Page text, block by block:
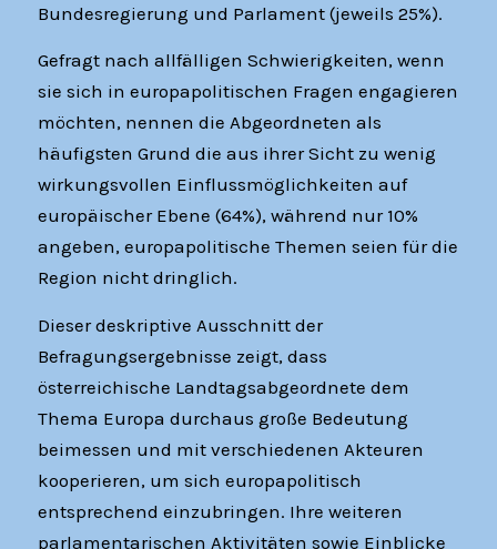
Bundesregierung und Parlament (jeweils 25%).
Gefragt nach allfälligen Schwierigkeiten, wenn
sie sich in europapolitischen Fragen engagieren
möchten, nennen die Abgeordneten als
häufigsten Grund die aus ihrer Sicht zu wenig
wirkungsvollen Einflussmöglichkeiten auf
europäischer Ebene (64%), während nur 10%
angeben, europapolitische Themen seien für die
Region nicht dringlich.
Dieser deskriptive Ausschnitt der
Befragungsergebnisse zeigt, dass
österreichische Landtagsabgeordnete dem
Thema Europa durchaus große Bedeutung
beimessen und mit verschiedenen Akteuren
kooperieren, um sich europapolitisch
entsprechend einzubringen. Ihre weiteren
parlamentarischen Aktivitäten sowie Einblicke